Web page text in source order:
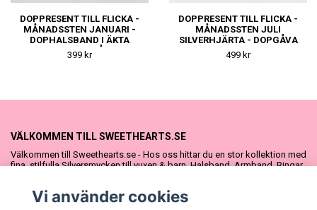
DOPPRESENT TILL FLICKA -
MÅNADSSTEN JANUARI -
DOPHALSBAND I ÄKTA
SILVER - FIN DOPGÅVA ELLER
NAMNGIVNINGSPRESENT
399 kr
DOPPRESENT TILL FLICKA -
MÅNADSSTEN JULI
SILVERHJÄRTA - DOPGÅVA
ELLER
NAMNGIVNINGSPRESENT
499 kr
VÄLKOMMEN TILL SWEETHEARTS.SE
Välkommen till Sweethearts.se - Hos oss hittar du en stor kollektion med
fina, stilfulla Silversmycken till vuxen & barn. Halsband, Armband, Ringar
vår söta Sweethearts kolllektion med barnsmycken, tyllkjolar &
Vi använder cookies